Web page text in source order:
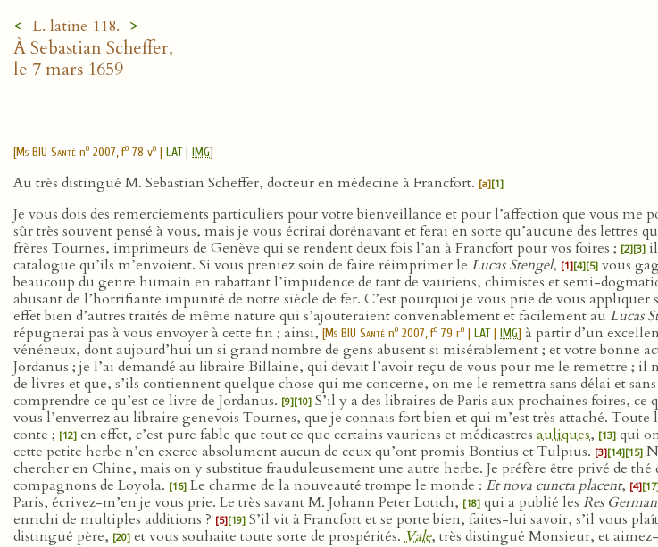
< L. latine 118. >
À Sebastian Scheffer,
le 7 mars 1659
[Ms BIU Santé no 2007, fo 78 vo | LAT| IMG]
Au très distingué M. Sebastian Scheffer, docteur en médecine à Francfort. [a][1]
Je vous dois des remerciements particuliers pour votre bienveillance et pour l’affection que vous me
sûr très souvent pensé à vous, mais je vous écrirai dorénavant et ferai en sorte qu’aucune des lettres
frères Tournes, imprimeurs de Genève qui se rendent deux fois l’an à Francfort pour vos foires ; [2][3]
catalogue qu’ils m’envoient. Si vous preniez soin de faire réimprimer le Lucas Stengel, [1][4][5] vous
beaucoup du genre humain en rabattant l’impudence de tant de vauriens, chimistes et semi-
abusant de l’horrifiante impunité de notre siècle de fer. C’est pourquoi je vous prie de vous
effet bien d’autres traités de même nature qui s’ajouteraient convenablement et facilement au Lucas
répugnerai pas à vous envoyer à cette fin ; ainsi, [Ms BIU Santé no 2007, fo 79 ro | LAT| IMG] à partir d’un
vénéneux, dont aujourd’hui un si grand nombre de gens abusent si misérablement ; et votre bonne
Jordanus ; je l’ai demandé au libraire Billaine, qui devait l’avoir reçu de vous pour me le remettre ; il
de livres et que, s’ils contiennent quelque chose qui me concerne, on me le remettra sans délai et
comprendre ce qu’est ce livre de Jordanus. [9][10] S’il y a des libraires de Paris aux prochaines foires,
vous l’enverrez au libraire genevois Tournes, que je connais fort bien et qui m’est très attaché.
conte ; [12] en effet, c’est pure fable que tout ce que certains vauriens et médicastres auliques, [13] qui
cette petite herbe n’en exerce absolument aucun de ceux qu’ont promis Bontius et Tulpius. [3][14][15]
chercher en Chine, mais on y substitue frauduleusement une autre herbe. Je préfère être privé de
compagnons de Loyola. [16] Le charme de la nouveauté trompe le monde : Et nova cuncta placent, [4]
Paris, écrivez-m’en je vous prie. Le très savant M. Johann Peter Lotich, [18] qui a publié les Res
enrichi de multiples additions ? [5][19] S’il vit à Francfort et se porte bien, faites-lui savoir, s’il vous
distingué père, [20] et vous souhaite toute sorte de prospérités. Vale, très distingué Monsieur, et